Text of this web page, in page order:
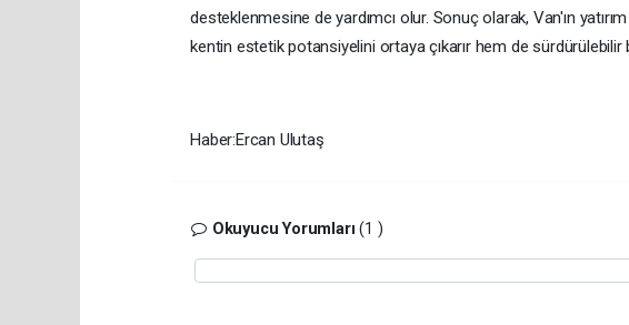
desteklenmesine de yardımcı olur. Sonuç olarak, Van'ın
kentin estetik potansiyelini ortaya çıkarır hem de sürdürülebilir
Haber:Ercan Ulutaş
Okuyucu Yorumları(1 )